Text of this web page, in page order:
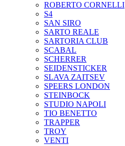
ROBERTO CORNELLI
S4
SAN SIRO
SARTO REALE
SARTORIA CLUB
SCABAL
SCHERRER
SEIDENSTICKER
SLAVA ZAITSEV
SPEERS LONDON
STEINBOCK
STUDIO NAPOLI
TIO BENETTO
TRAPPER
TROY
VENTI